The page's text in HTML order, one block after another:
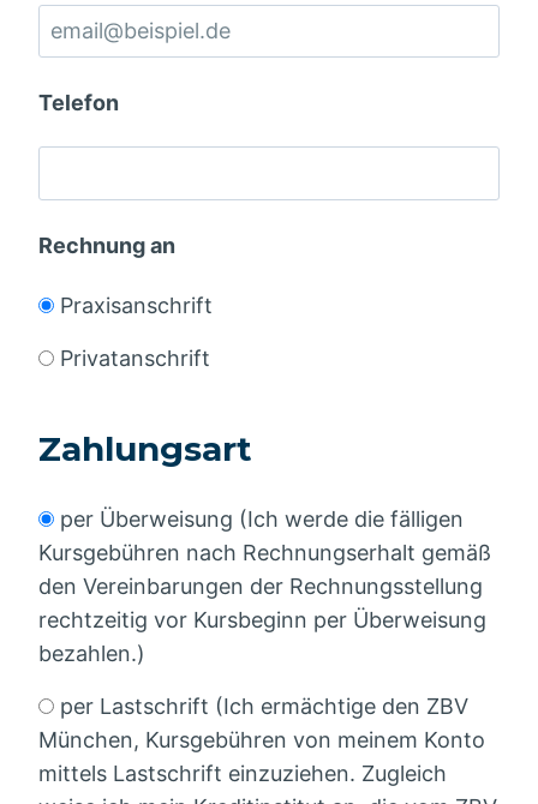
Telefon
Rechnung an
Praxisanschrift
Privatanschrift
Zahlungsart
per Überweisung (Ich werde die fälligen
Kursgebühren nach Rechnungserhalt gemäß
den Vereinbarungen der Rechnungsstellung
rechtzeitig vor Kursbeginn per Überweisung
bezahlen.)
per Lastschrift (Ich ermächtige den ZBV
München, Kursgebühren von meinem Konto
mittels Lastschrift einzuziehen. Zugleich